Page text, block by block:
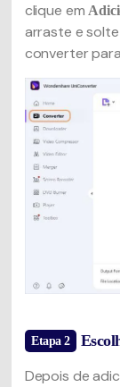
clique em
arraste e solte
converter
Etapa 2
Depois de